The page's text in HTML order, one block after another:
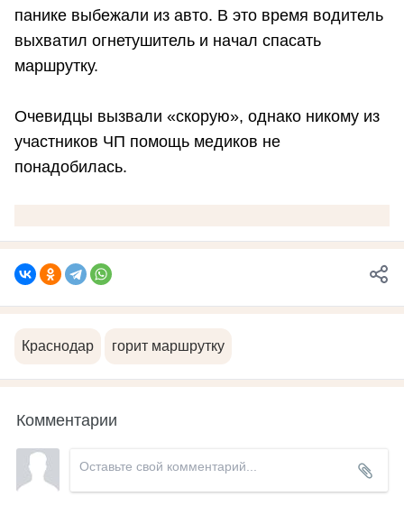
панике выбежали из авто. В это время водитель
выхватил огнетушитель и начал спасать
маршрутку.
Очевидцы вызвали «скорую», однако никому из
участников ЧП помощь медиков не
понадобилась.
Краснодар горит маршрутку
Комментарии